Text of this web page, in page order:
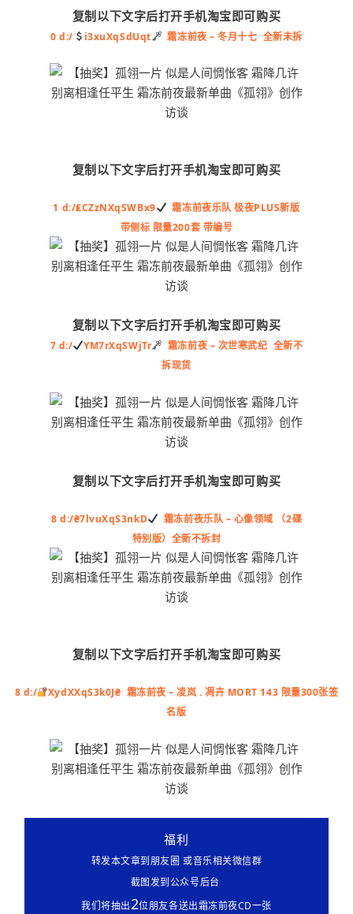
复制以下文字后打开手机淘宝即可购买
0 d:/ i3xuXqSdUqt 霜冻前夜 – 冬月十七 全新未拆
复制以下文字后打开手机淘宝即可购买
1 d:/₤CZzNXqSWBx9
霜冻前夜乐队 极夜PLUS新版
带侧标 限量200套 带编号
复制以下文字后打开手机淘宝即可购买
7 d:/ YM7rXqSWjTr
霜冻前夜 – 次世寒武纪 全新不
拆现货
复制以下文字后打开手机淘宝即可购买
8 d:/₴7lvuXqS3nkD
霜冻前夜乐队 – 心像领域 （2碟
特别版）全新不拆封
复制以下文字后打开手机淘宝即可购买
8 d:/
XydXXqS3k0J₴ 霜冻前夜 – 凌岚 . 凋卉 MORT 143 限量300张签
名版
福利
转发本文章到朋友圈 或音乐相关微信群
截图发到公众号后台
我们将抽出2位朋友各送出霜冻前夜CD一张